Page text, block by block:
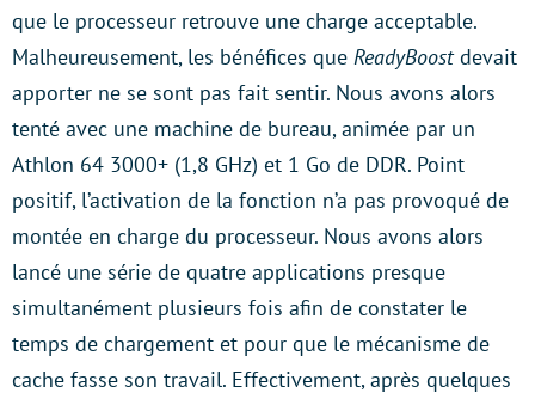
que le processeur retrouve une charge acceptable.
Malheureusement, les bénéfices que ReadyBoostdevait
apporter ne se sont pas fait sentir. Nous avons alors
tenté avec une machine de bureau, animée par un
Athlon 64 3000+ (1,8 GHz) et 1 Go de DDR. Point
positif, l’activation de la fonction n’a pas provoqué de
montée en charge du processeur. Nous avons alors
lancé une série de quatre applications presque
simultanément plusieurs fois afin de constater le
temps de chargement et pour que le mécanisme de
cache fasse son travail. Effectivement, après quelques